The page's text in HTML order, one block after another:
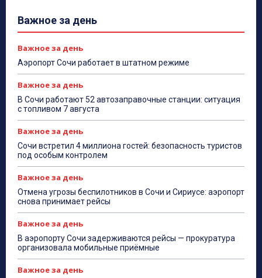
Важное за день
Важное за день
Аэропорт Сочи работает в штатном режиме
Важное за день
В Сочи работают 52 автозаправочные станции: ситуация
с топливом 7 августа
Важное за день
Сочи встретил 4 миллиона гостей: безопасность туристов
под особым контролем
Важное за день
Отмена угрозы беспилотников в Сочи и Сириусе: аэропорт
снова принимает рейсы
Важное за день
В аэропорту Сочи задерживаются рейсы — прокуратура
организовала мобильные приёмные
Важное за день